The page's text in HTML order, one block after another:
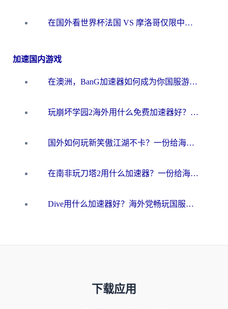
在国外看世界杯法国 VS 摩洛哥仅限中国大陆？海外党这样看中文解说赛事不卡顿
加速国内游戏
在澳洲，BanG加速器如何成为你国服游戏的“时光机”？
玩崩坏学园2海外用什么免费加速器好？2026海外党亲测国服游戏加速指南
国外如何玩新笑傲江湖不卡？一份给海外游子的终极网络指南
在南非玩刀塔2用什么加速器？一份给海外游子的终极生存指南
Dive用什么加速器好？海外党畅玩国服游戏的终极避坑指南
下载应用